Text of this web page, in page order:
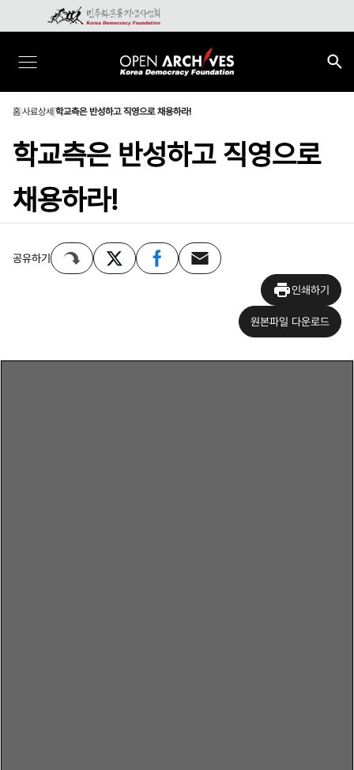
홈사료상세 학교측은 반성하고 직영으로 채용하라!
학교측은 반성하고 직영으로
채용하라!
공유하기
인쇄하기
원본파일 다운로드